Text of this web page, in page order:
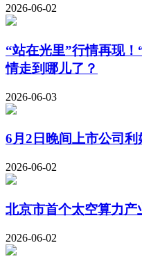
2026-06-02
“站在光里”行情再现
情走到哪儿了？
2026-06-03
6月2日晚间上市公司
2026-06-02
北京市首个太空算力产
2026-06-02